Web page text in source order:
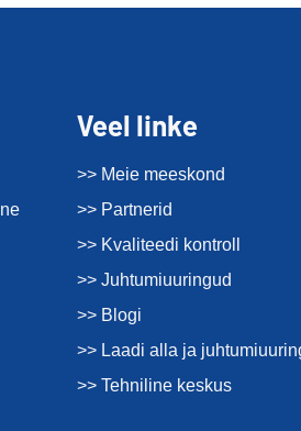
Veel linke
>> Meie meeskond
>> Partnerid
>> Kvaliteedi kontroll
>> Juhtumiuuringud
>> Blogi
>> Laadi alla ja
>> Tehniline keskus